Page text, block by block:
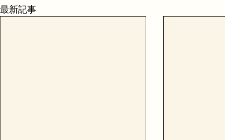
最新記事